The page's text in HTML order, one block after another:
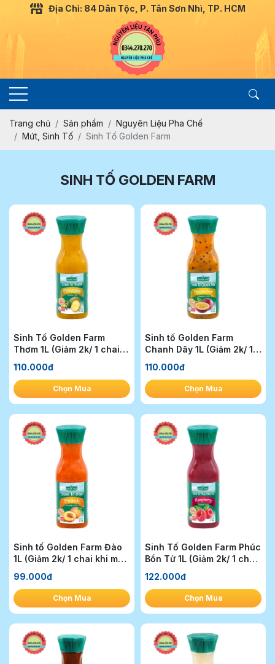
Địa Chỉ: 84 Dân Tộc, P. Tân Sơn Nhì, TP. HCM
Trang chủ Sản phẩm
Nguyên Liệu Pha Chế
Mứt, Sinh Tố
Sinh Tố Golden Farm
SINH TỐ GOLDEN FARM
Sinh Tố Golden Farm
Thơm 1L (Giảm 2k/ 1 chai
110.000đ
Chọn Mua
Sinh tố Golden Farm
Chanh Dây 1L (Giảm 2k/ 1
110.000đ
Chọn Mua
Sinh tố Golden Farm Đào
1L (Giảm 2k/ 1 chai khi mua
99.000đ
Chọn Mua
Sinh Tố Golden Farm Phúc
Bồn Tử 1L (Giảm 2k/ 1 chai
122.000đ
Chọn Mua